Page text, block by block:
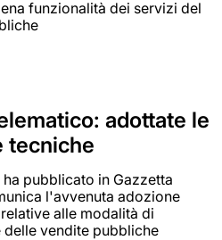
funzionalità dei servizi del
adottate le
tecniche
pubblicato in Gazzetta
l'avvenuta adozione
alle modalità di
vendite pubbliche